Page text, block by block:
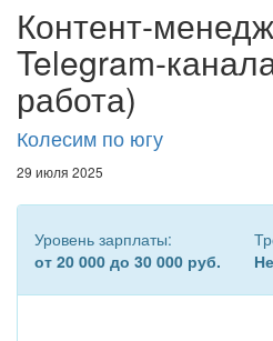
Контент-
Telegram-
работа)
Колесим по югу
29 июля 2025
Уровень зарплаты:
от 20 000 до 30 000 руб.